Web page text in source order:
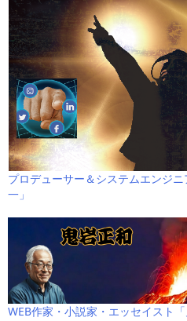
プロデューサー＆システムエンジ
一」
WEB作家・小説家・エッセイスト「